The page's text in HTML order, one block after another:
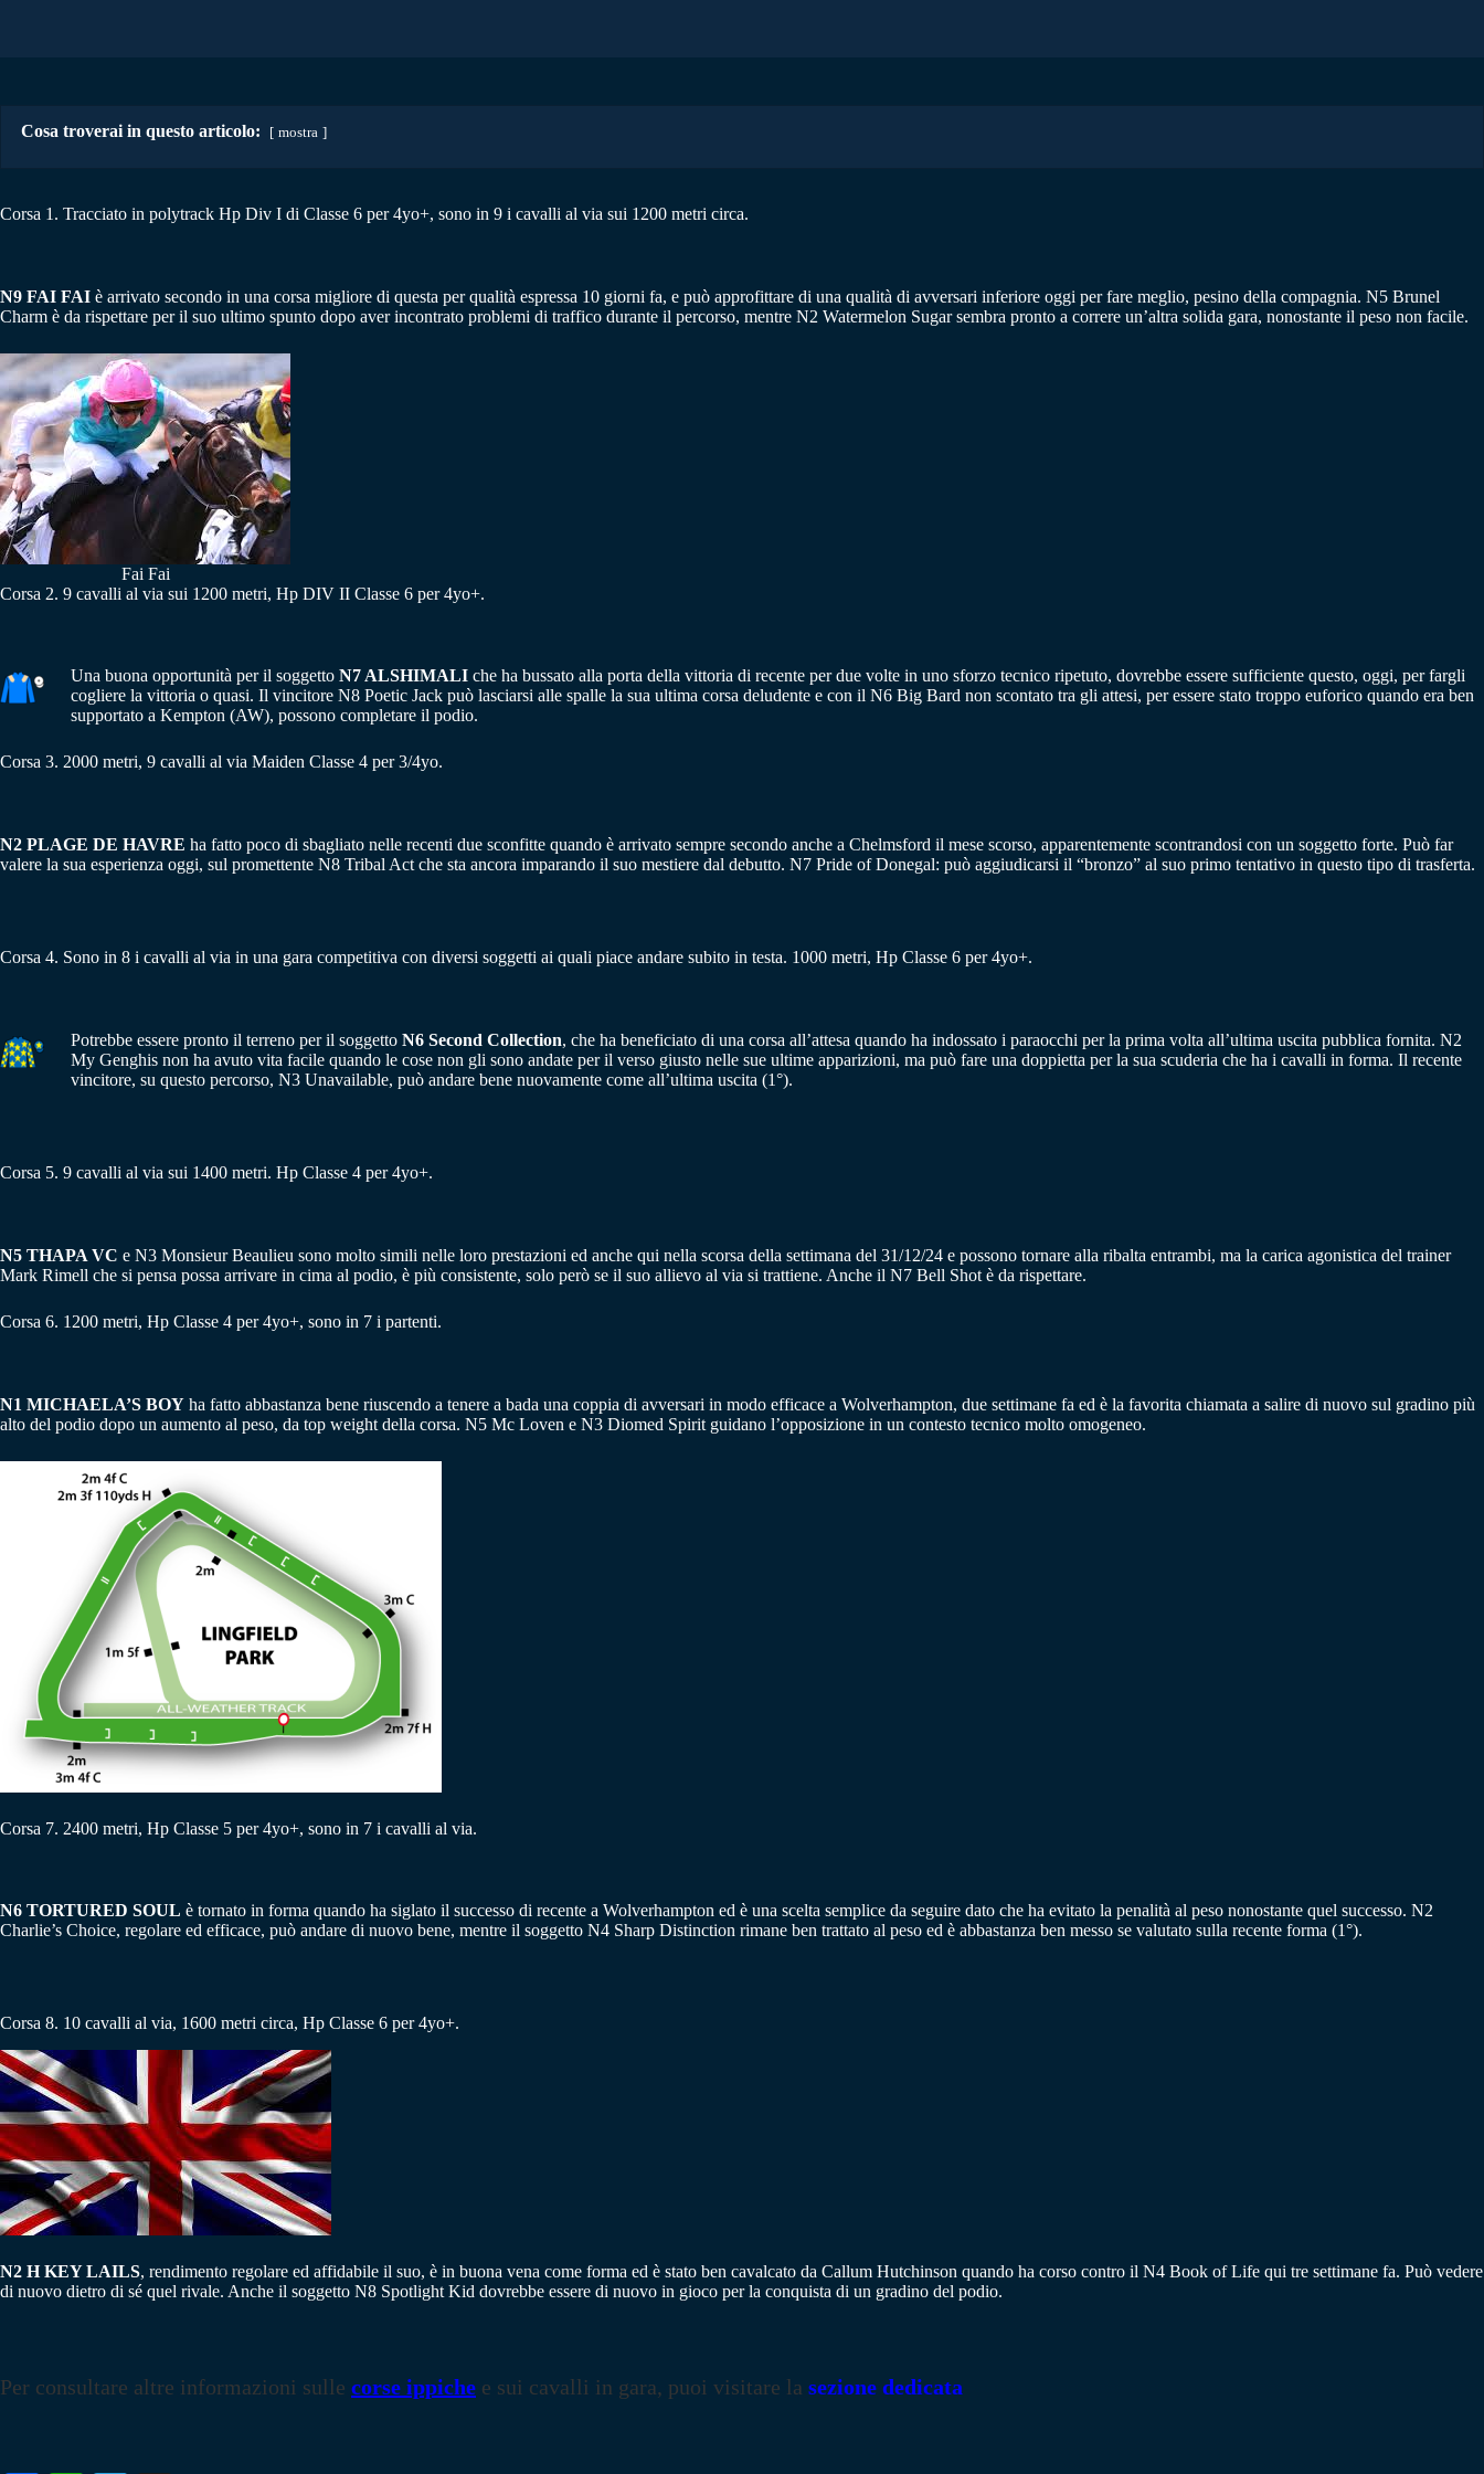
Cosa troverai in questo articolo: mostra
Corsa 1. Tracciato in polytrack Hp Div I di Classe 6 per 4yo+, sono in 9 i cavalli al via sui 1200 metri circa.
N9 FAI FAI è arrivato secondo in una corsa migliore di questa per qualità espressa 10 giorni fa, e può approfittare di una qualità di avversari inferiore oggi per fare meglio, pesino della compagnia. N5 Brunel
Charm è da rispettare per il suo ultimo spunto dopo aver incontrato problemi di traffico durante il percorso, mentre N2 Watermelon Sugar sembra pronto a correre un’altra solida gara, nonostante il peso non facile.
Fai Fai
Corsa 2. 9 cavalli al via sui 1200 metri, Hp DIV II Classe 6 per 4yo+.
Una buona opportunità per il soggetto N7 ALSHIMALI che ha bussato alla porta della vittoria di recente per due volte in uno sforzo tecnico ripetuto, dovrebbe essere sufficiente questo, oggi, per fargli
cogliere la vittoria o quasi. Il vincitore N8 Poetic Jack può lasciarsi alle spalle la sua ultima corsa deludente e con il N6 Big Bard non scontato tra gli attesi, per essere stato troppo euforico quando era ben
supportato a Kempton (AW), possono completare il podio.
Corsa 3. 2000 metri, 9 cavalli al via Maiden Classe 4 per 3/4yo.
N2 PLAGE DE HAVRE ha fatto poco di sbagliato nelle recenti due sconfitte quando è arrivato sempre secondo anche a Chelmsford il mese scorso, apparentemente scontrandosi con un soggetto forte. Può far
valere la sua esperienza oggi, sul promettente N8 Tribal Act che sta ancora imparando il suo mestiere dal debutto. N7 Pride of Donegal: può aggiudicarsi il “bronzo” al suo primo tentativo in questo tipo di trasferta.
Corsa 4. Sono in 8 i cavalli al via in una gara competitiva con diversi soggetti ai quali piace andare subito in testa. 1000 metri, Hp Classe 6 per 4yo+.
Potrebbe essere pronto il terreno per il soggetto N6 Second Collection, che ha beneficiato di una corsa all’attesa quando ha indossato i paraocchi per la prima volta all’ultima uscita pubblica fornita. N2
My Genghis non ha avuto vita facile quando le cose non gli sono andate per il verso giusto nelle sue ultime apparizioni, ma può fare una doppietta per la sua scuderia che ha i cavalli in forma. Il recente
vincitore, su questo percorso, N3 Unavailable, può andare bene nuovamente come all’ultima uscita (1°).
Corsa 5. 9 cavalli al via sui 1400 metri. Hp Classe 4 per 4yo+.
N5 THAPA VC e N3 Monsieur Beaulieu sono molto simili nelle loro prestazioni ed anche qui nella scorsa della settimana del 31/12/24 e possono tornare alla ribalta entrambi, ma la carica agonistica del trainer
Mark Rimell che si pensa possa arrivare in cima al podio, è più consistente, solo però se il suo allievo al via si trattiene. Anche il N7 Bell Shot è da rispettare.
Corsa 6. 1200 metri, Hp Classe 4 per 4yo+, sono in 7 i partenti.
N1 MICHAELA’S BOY ha fatto abbastanza bene riuscendo a tenere a bada una coppia di avversari in modo efficace a Wolverhampton, due settimane fa ed è la favorita chiamata a salire di nuovo sul gradino più
alto del podio dopo un aumento al peso, da top weight della corsa. N5 Mc Loven e N3 Diomed Spirit guidano l’opposizione in un contesto tecnico molto omogeneo.
Corsa 7. 2400 metri, Hp Classe 5 per 4yo+, sono in 7 i cavalli al via.
N6 TORTURED SOUL è tornato in forma quando ha siglato il successo di recente a Wolverhampton ed è una scelta semplice da seguire dato che ha evitato la penalità al peso nonostante quel successo. N2
Charlie’s Choice, regolare ed efficace, può andare di nuovo bene, mentre il soggetto N4 Sharp Distinction rimane ben trattato al peso ed è abbastanza ben messo se valutato sulla recente forma (1°).
Corsa 8. 10 cavalli al via, 1600 metri circa, Hp Classe 6 per 4yo+.
N2 H KEY LAILS, rendimento regolare ed affidabile il suo, è in buona vena come forma ed è stato ben cavalcato da Callum Hutchinson quando ha corso contro il N4 Book of Life qui tre settimane fa. Può vedere
di nuovo dietro di sé quel rivale. Anche il soggetto N8 Spotlight Kid dovrebbe essere di nuovo in gioco per la conquista di un gradino del podio.
Per consultare altre informazioni sulle corse ippiche e sui cavalli in gara, puoi visitare la sezione dedicata